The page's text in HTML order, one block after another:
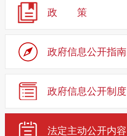
政 策
政府信息公开指南
政府信息公开制度
法定主动公开内容